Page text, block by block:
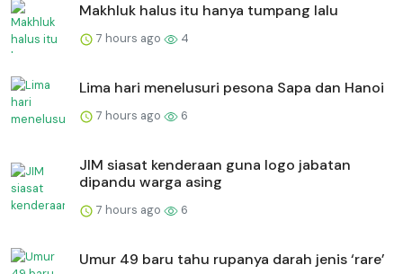
Makhluk halus itu hanya tumpang lalu
7 hours ago 4
Lima hari menelusuri pesona Sapa dan Hanoi
7 hours ago 6
JIM siasat kenderaan guna logo jabatan
dipandu warga asing
7 hours ago 6
Umur 49 baru tahu rupanya darah jenis ‘rare’